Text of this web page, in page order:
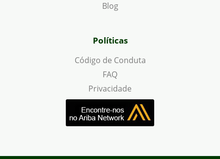
Blog
Políticas
Código de Conduta
FAQ
Privacidade